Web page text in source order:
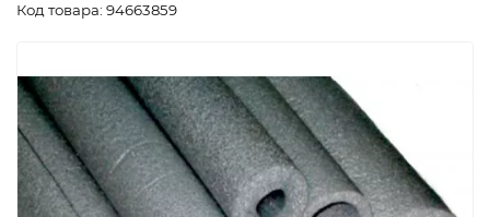
Код товара: 94663859